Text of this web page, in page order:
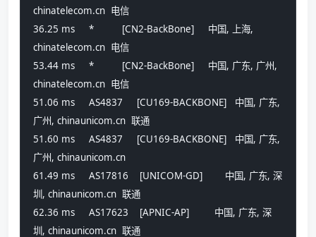
chinatelecom.cn  电信
36.25 ms     *          [CN2-BackBone]     中国, 上海,
chinatelecom.cn  电信
53.44 ms     *          [CN2-BackBone]     中国, 广东, 广州,
chinatelecom.cn  电信
51.06 ms     AS4837     [CU169-BACKBONE]   中国, 广东,
广州, chinaunicom.cn  联通
51.60 ms     AS4837     [CU169-BACKBONE]   中国, 广东,
广州, chinaunicom.cn
61.49 ms     AS17816    [UNICOM-GD]        中国, 广东, 深
圳, chinaunicom.cn  联通
62.36 ms     AS17623    [APNIC-AP]         中国, 广东, 深
圳, chinaunicom.cn  联通